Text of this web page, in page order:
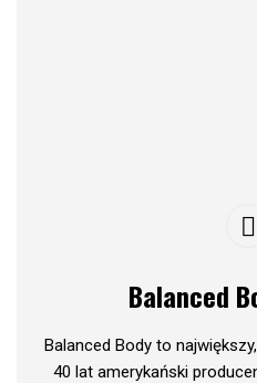
Balanced
Balanced Body to
40 lat amerykański